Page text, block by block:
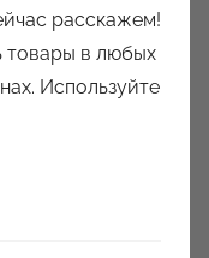
расскажем!
товары в любых
Используйте